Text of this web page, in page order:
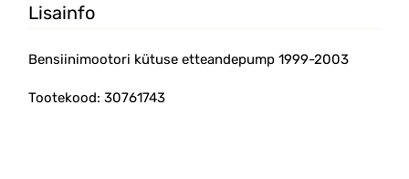
Lisainfo
Bensiinimootori kütuse etteandepump 1999-2003
Tootekood: 30761743